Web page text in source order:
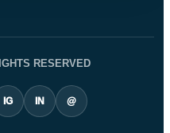
RESERVED
IG IN @